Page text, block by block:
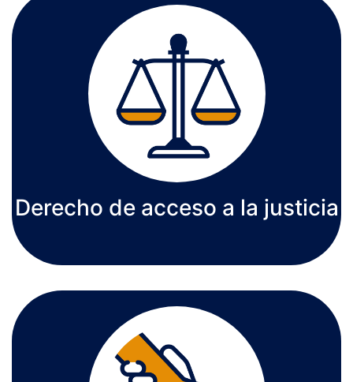
Derecho de acceso a la justicia